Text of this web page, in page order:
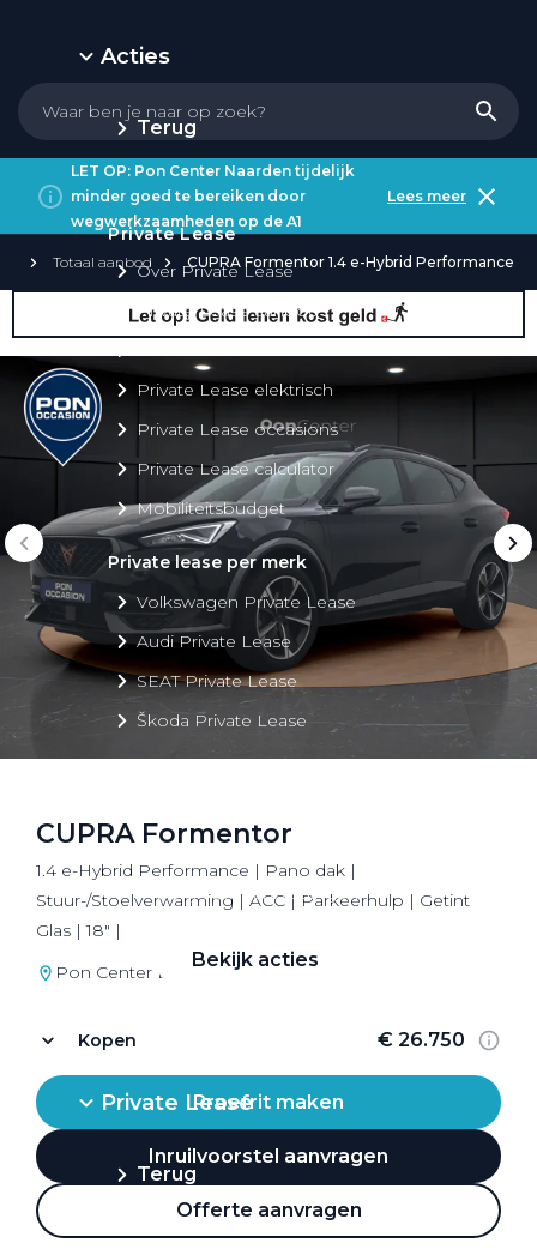
Acties
Terug
Private Lease
Over Private Lease
Private Lease aanbod
Private Lease elektrisch
Private Lease occasions
Private Lease calculator
Mobiliteitsbudget
Private lease per merk
Volkswagen Private Lease
Audi Private Lease
SEAT Private Lease
Škoda Private Lease
Bekijk alle aanbiedingen
Bekijk acties
Private Lease
Terug
LET OP: Pon Center Naarden tijdelijk
minder goed te bereiken door
wegwerkzaamheden op de A1
Lees meer
Totaal aanbod CUPRA Formentor 1.4 e-Hybrid Performance
CUPRA Formentor
1.4 e-Hybrid Performance | Pano dak |
Stuur-/Stoelverwarming | ACC | Parkeerhulp | Getint
Glas | 18" |
Pon Center Barneveld
Kopen € 26.750
Proefrit maken
Inruilvoorstel aanvragen
Offerte aanvragen